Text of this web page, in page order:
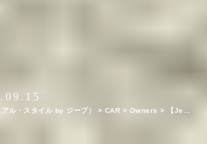
ル・スタイル by ジープ） > CAR > Owners >
【Jeep